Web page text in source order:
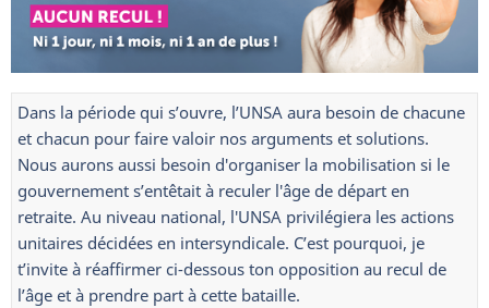
Dans la période qui s’ouvre, l’UNSA aura besoin de chacune
et chacun pour faire valoir nos arguments et solutions.
Nous aurons aussi besoin d'organiser la mobilisation si le
gouvernement s’entêtait à reculer l'âge de départ en
retraite. Au niveau national, l'UNSA privilégiera les actions
unitaires décidées en intersyndicale. C’est pourquoi, je
t’invite à réaffirmer ci-dessous ton opposition au recul de
l’âge et à prendre part à cette bataille.